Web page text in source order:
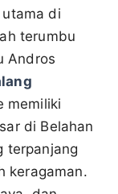
di
terumbu
Andros
memiliki
di Belahan
terpanjang
keragaman.